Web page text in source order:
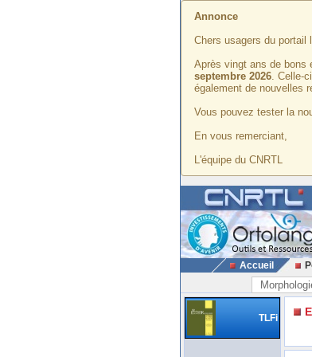
Annonce
Chers usagers du portail
Après vingt ans de bons
septembre 2026. Celle-
également de nouvelles
Vous pouvez tester la
En vous remerciant,
L'équipe du CNRTL
Accueil
TLFi